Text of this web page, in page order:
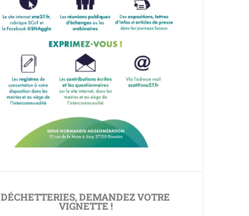
DÉCHETTERIES, DEMANDEZ VOTRE
VIGNETTE !